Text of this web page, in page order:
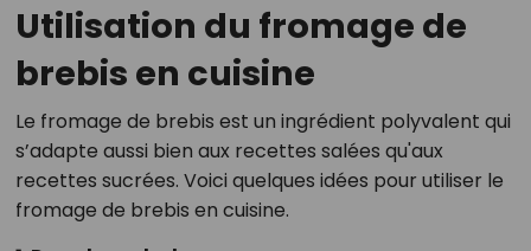
Utilisation du fromage de
brebis en cuisine
Le fromage de brebis est un ingrédient polyvalent qui
s’adapte aussi bien aux recettes salées qu'aux
recettes sucrées. Voici quelques idées pour utiliser le
fromage de brebis en cuisine.